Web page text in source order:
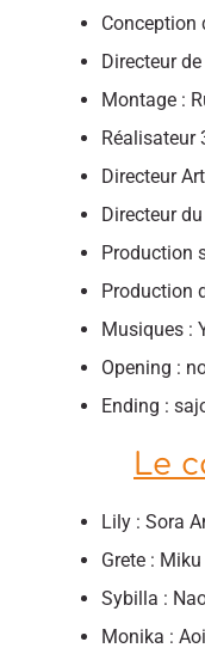
Conception
Directeur
Montage :
Réalisateur
Directeur
Directeur
Production
Production
Musiques :
Opening :
Ending :
Le
Lily : Sora
Grete :
Sybilla :
Monika :